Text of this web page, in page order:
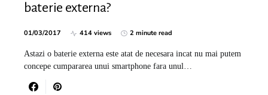
baterie externa?
01/03/2017 414 views 2 minute read
Astazi o baterie externa este atat de necesara incat nu mai putem
concepe cumpararea unui smartphone fara unul…